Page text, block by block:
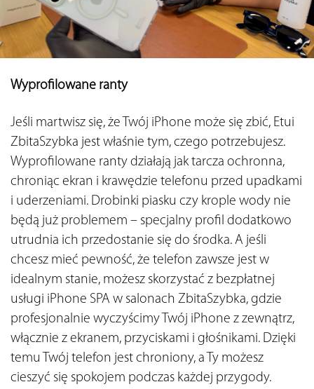
Wyprofilowane ranty
Jeśli martwisz się, że Twój iPhone może się zbić, Etui
ZbitaSzybka jest właśnie tym, czego potrzebujesz.
Wyprofilowane ranty działają jak tarcza ochronna,
chroniąc ekran i krawędzie telefonu przed upadkami
i uderzeniami. Drobinki piasku czy krople wody nie
będą już problemem – specjalny profil dodatkowo
utrudnia ich przedostanie się do środka. A jeśli
chcesz mieć pewność, że telefon zawsze jest w
idealnym stanie, możesz skorzystać z bezpłatnej
usługi iPhone SPA w salonach ZbitaSzybka, gdzie
profesjonalnie wyczyścimy Twój iPhone z zewnątrz,
włącznie z ekranem, przyciskami i głośnikami. Dzięki
temu Twój telefon jest chroniony, a Ty możesz
cieszyć się spokojem podczas każdej przygody.